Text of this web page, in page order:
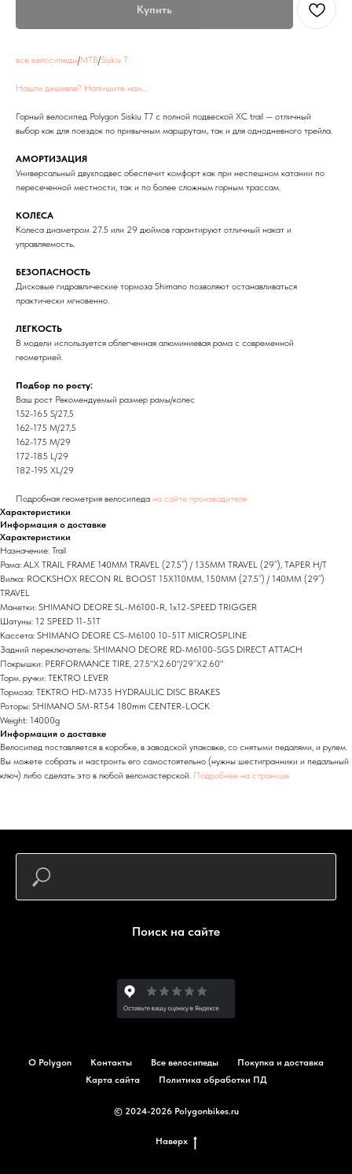
Купить
все велосипеды/MTB/Siskiu T
Нашли дешевле? Напишите нам...
Горный велосипед Polygon Siskiu T7 с полной подвеской XC trail — отличный
выбор как для поездок по привычным маршрутам, так и для однодневного трейла.
АМОРТИЗАЦИЯ
Универсальный двухподвес обеспечит комфорт как при неспешном катании по
пересеченной местности, так и по более сложным горным трассам.
КОЛЕСА
Колеса диаметром 27.5 или 29 дюймов гарантируют отличный накат и
управляемость.
БЕЗОПАСНОСТЬ
Дисковые гидравлические тормоза Shimano позволяют останавливаться
практически мгновенно.
ЛЕГКОСТЬ
В модели используется облегченная алюминиевая рама с современной
геометрией.
Подбор по росту:
Ваш рост Рекомендуемый размер рамы/колес
152-165 S/27,5
162-175 M/27,5
162-175 M/29
172-185 L/29
182-195 XL/29
Подробная геометрия велосипеда на сайте производителя
Характеристики
Информация о доставке
Характеристики
Назначение: Trail
Рама: ALX TRAIL FRAME 140MM TRAVEL (27.5”) / 135MM TRAVEL (29”), TAPER H/T
Вилка: ROCKSHOX RECON RL BOOST 15X110MM, 150MM (27.5”) / 140MM (29”)
TRAVEL
Манетки: SHIMANO DEORE SL-M6100-R, 1x12-SPEED TRIGGER
Шатуны: 12 SPEED 11-51T
Кассета: SHIMANO DEORE CS-M6100 10-51T MICROSPLINE
Задний переключатель: SHIMANO DEORE RD-M6100-SGS DIRECT ATTACH
Покрышки: PERFORMANCE TIRE, 27.5"X2.60"/29”X2.60"
Торм. ручки: TEKTRO LEVER
Тормоза: TEKTRO HD-M735 HYDRAULIC DISC BRAKES
Роторы: SHIMANO SM-RT54 180mm CENTER-LOCK
Weight: 14000g
Информация о доставке
Велосипед поставляется в коробке, в заводской упаковке, со снятыми педалями, и рулем.
Вы можете собрать и настроить его самостоятельно (нужны шестигранники и педальный
ключ) либо сделать это в любой веломастерской. Подробнее на странице
Поиск на сайте
О Polygon Контакты Все велосипеды
Покупка и доставка
Карта сайта
Политика обработки ПД
© 2024-2026 Polygonbikes.ru
Наверх